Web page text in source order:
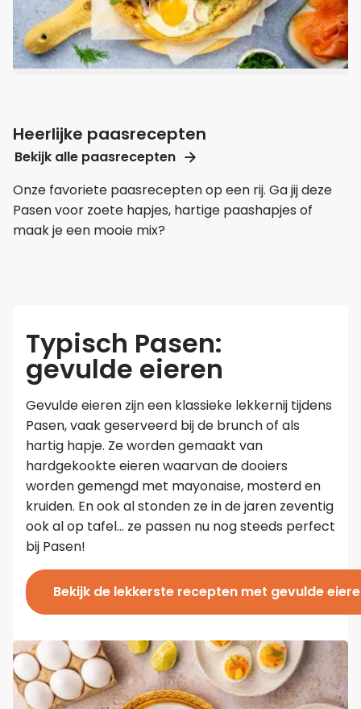
Heerlijke paasrecepten
Bekijk alle paasrecepten
Onze favoriete paasrecepten op een rij. Ga jij deze
Pasen voor zoete hapjes, hartige paashapjes of
maak je een mooie mix?
Typisch Pasen:
gevulde eieren
Gevulde eieren zijn een klassieke lekkernij tijdens
Pasen, vaak geserveerd bij de brunch of als
hartig hapje. Ze worden gemaakt van
hardgekookte eieren waarvan de dooiers
worden gemengd met mayonaise, mosterd en
kruiden. En ook al stonden ze in de jaren zeventig
ook al op tafel… ze passen nu nog steeds perfect
bij Pasen!
Bekijk de lekkerste recepten met gevulde